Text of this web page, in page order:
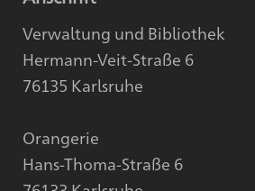
Verwaltung und Bibliothek
Hermann-Veit-Straße 6
76135 Karlsruhe
Orangerie
Hans-Thoma-Straße 6